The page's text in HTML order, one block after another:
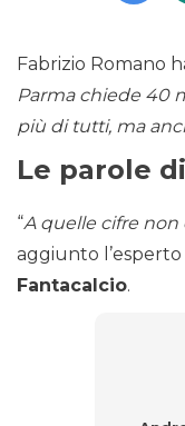
Fabrizio Romano
Parma chiede 40
più di tutti, ma
Le parole
“A quelle cifre non
aggiunto
Fantacalcio.